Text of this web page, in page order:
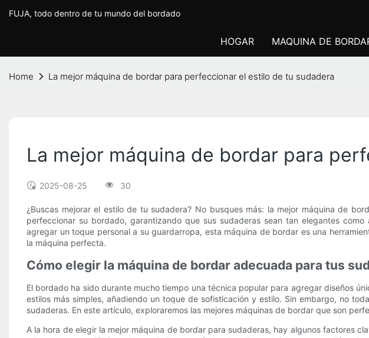
FUJA, todo dentro de tu mundo del bordado
HOGAR MAQUINA DE
Home La mejor máquina de bordar para perfeccionar el estilo de tu sudadera
La mejor máquina de bordar para
2025-08-25 30
¿Buscas mejorar el estilo de tu sudadera? No busques más: la mejor máquina de
perfeccionar su bordado, garantizando que sus sudaderas sean tan elegantes
agregar un toque personal a su guardarropa, esta máquina de bordar es una
la máquina perfecta.
Cómo elegir la máquina de bordar adecuada para tus
El bordado ha sido durante mucho tiempo una técnica popular para agregar diseños
estilos más simples, añadiendo un toque de sofisticación y estilo. Sin embargo, no
sudaderas. En este artículo, exploraremos las mejores máquinas de bordar que son
A la hora de elegir la mejor máquina de bordar para sudaderas, hay algunos factores